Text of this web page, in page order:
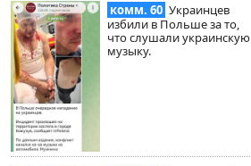
комм. 60 Украинцев
избили в Польше за то,
что слушали украинскую
музыку.